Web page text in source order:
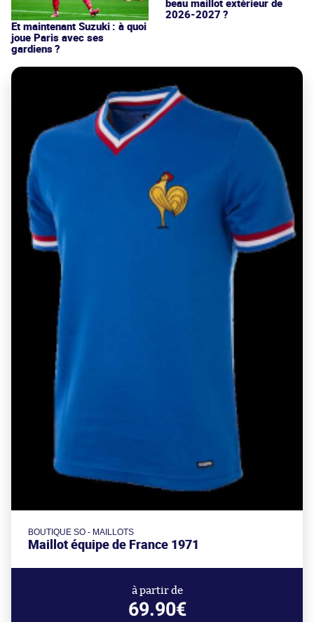
Et maintenant Suzuki : à quoi
joue Paris avec ses
gardiens ?
beau maillot extérieur de
2026-2027 ?
BOUTIQUE SO - MAILLOTS
Maillot équipe de France 1971
à partir de
69.90€